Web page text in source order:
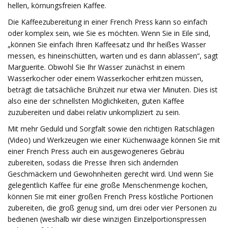
hellen, körnungsfreien Kaffee.
Die Kaffeezubereitung in einer French Press kann so einfach
oder komplex sein, wie Sie es möchten. Wenn Sie in Eile sind,
„können Sie einfach Ihren Kaffeesatz und Ihr heißes Wasser
messen, es hineinschütten, warten und es dann ablassen“, sagt
Marguerite. Obwohl Sie Ihr Wasser zunächst in einem
Wasserkocher oder einem Wasserkocher erhitzen müssen,
beträgt die tatsächliche Brühzeit nur etwa vier Minuten. Dies ist
also eine der schnellsten Möglichkeiten, guten Kaffee
zuzubereiten und dabei relativ unkompliziert zu sein.
Mit mehr Geduld und Sorgfalt sowie den richtigen Ratschlägen
(Video) und Werkzeugen wie einer Küchenwaage können Sie mit
einer French Press auch ein ausgewogeneres Gebräu
zubereiten, sodass die Presse Ihren sich ändernden
Geschmäckern und Gewohnheiten gerecht wird. Und wenn Sie
gelegentlich Kaffee für eine große Menschenmenge kochen,
können Sie mit einer großen French Press köstliche Portionen
zubereiten, die groß genug sind, um drei oder vier Personen zu
bedienen (weshalb wir diese winzigen Einzelportionspressen